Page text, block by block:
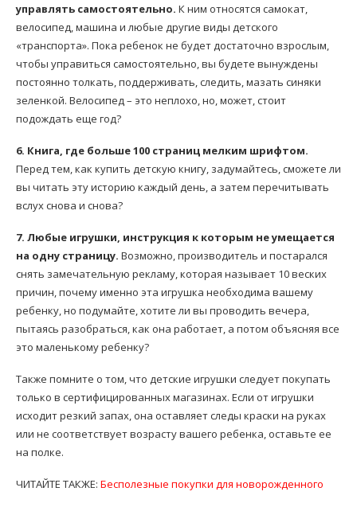
управлять самостоятельно. К ним относятся самокат,
велосипед, машина и любые другие виды детского
«транспорта». Пока ребенок не будет достаточно взрослым,
чтобы управиться самостоятельно, вы будете вынуждены
постоянно толкать, поддерживать, следить, мазать синяки
зеленкой. Велосипед – это неплохо, но, может, стоит
подождать еще год?
6. Книга, где больше 100 страниц мелким шрифтом.
Перед тем, как купить детскую книгу, задумайтесь, сможете ли
вы читать эту историю каждый день, а затем перечитывать
вслух снова и снова?
7. Любые игрушки, инструкция к которым не умещается
на одну страницу. Возможно, производитель и постарался
снять замечательную рекламу, которая называет 10 веских
причин, почему именно эта игрушка необходима вашему
ребенку, но подумайте, хотите ли вы проводить вечера,
пытаясь разобраться, как она работает, а потом объясняя все
это маленькому ребенку?
Также помните о том, что детские игрушки следует покупать
только в сертифицированных магазинах. Если от игрушки
исходит резкий запах, она оставляет следы краски на руках
или не соответствует возрасту вашего ребенка, оставьте ее
на полке.
ЧИТАЙТЕ ТАКЖЕ: Бесполезные покупки для новорожденного